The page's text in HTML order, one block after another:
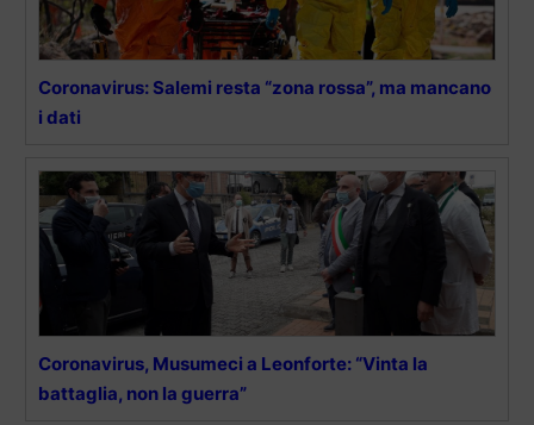
Coronavirus: Salemi resta “zona rossa”, ma mancano
i dati
Coronavirus, Musumeci a Leonforte: “Vinta la
battaglia, non la guerra”